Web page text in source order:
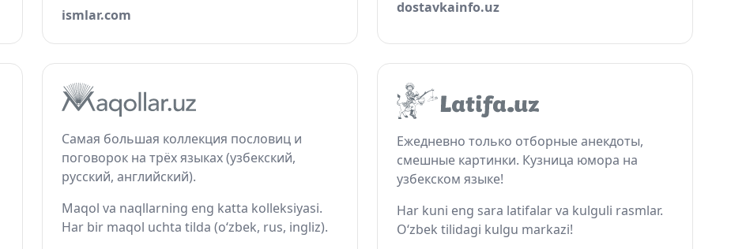
ismlar.com
dostavkainfo.uz
Самая большая коллекция пословиц и
поговорок на трёх языках (узбекский,
русский, английский).
Maqol va naqllarning eng katta kolleksiyasi.
Har bir maqol uchta tilda (o‘zbek, rus, ingliz).
Ежедневно только отборные анекдоты,
смешные картинки. Кузница юмора на
узбекском языке!
Har kuni eng sara latifalar va kulguli rasmlar.
O‘zbek tilidagi kulgu markazi!